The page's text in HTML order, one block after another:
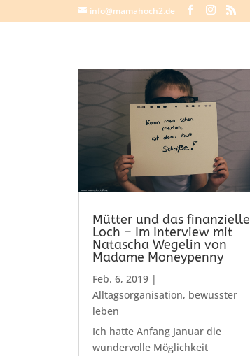
info@mamahoch2.de
Mütter und das finanzielle
Loch – Im Interview mit
Natascha Wegelin von
Madame Moneypenny
Feb. 6, 2019|
Alltagsorganisation, bewusster
leben
Ich hatte Anfang Januar die
wundervolle Möglichkeit